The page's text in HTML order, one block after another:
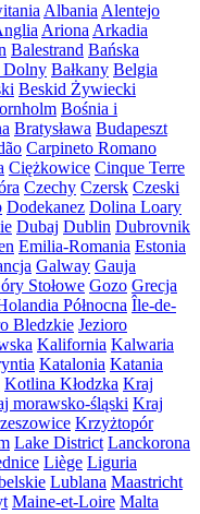
Albania Alentejo
Ariona Arkadia
Balestrand Bańska
Dolny Bałkany Belgia
Beskid Żywiecki
Bośnia i
Bratysława Budapeszt
Carpineto Romano
Ciężkowice Cinque Terre
Czechy Czersk Czeski
Dodekanez Dolina Loary
Dubaj Dublin Dubrovnik
Emilia-Romania Estonia
Galway Gauja
Stołowe Gozo Grecja
Północna Île-de-
Bledzkie Jezioro
Kalifornia Kalwaria
Katalonia Katania
Kotlina Kłodzka Kraj
morawsko-śląski Kraj
Krzyżtopór
Lake District Lanckorona
Liège Liguria
Lublana Maastricht
Maine-et-Loire Malta